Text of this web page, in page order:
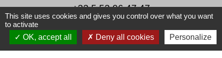
+33 5 53 06 47 47
Horaires d'ouverture de la mairie
This site uses cookies and gives you control over what you want
to activate
OK, accept all
Deny all cookies Personalize